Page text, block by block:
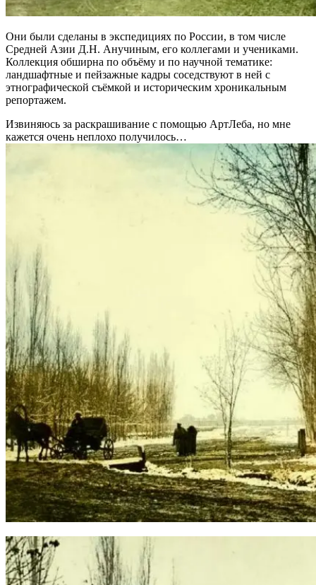
Они были сделаны в экспедициях по России, в том числе
Средней Азии Д.Н. Анучиным, его коллегами и учениками.
Коллекция обширна по объёму и по научной тематике:
ландшафтные и пейзажные кадры соседствуют в ней с
этнографической съёмкой и историческим хроникальным
репортажем.
Извиняюсь за раскрашивание с помощью АртЛеба, но мне
кажется очень неплохо получилось…